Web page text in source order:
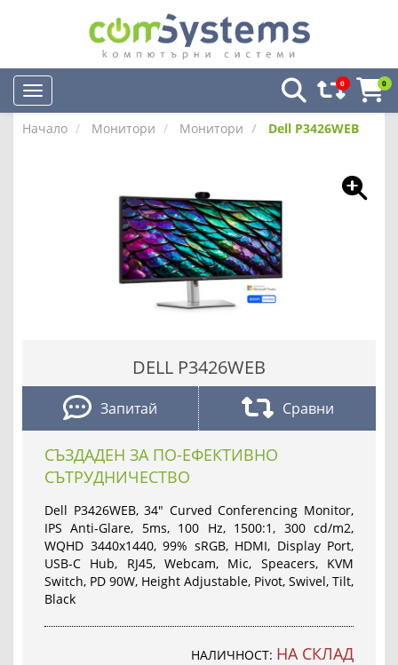
0 0
Начало Монитори Монитори Dell P3426WEB
DELL P3426WEB
Запитай Сравни
СЪЗДАДЕН ЗА ПО-ЕФЕКТИВНО
СЪТРУДНИЧЕСТВО
Dell P3426WEB, 34" Curved Conferencing Monitor,
IPS Anti-Glare, 5ms, 100 Hz, 1500:1, 300 cd/m2,
WQHD 3440x1440, 99% sRGB, HDMI, Display Port,
USB-C Hub, RJ45, Webcam, Mic, Speacers, KVM
Switch, PD 90W, Height Adjustable, Pivot, Swivel, Tilt,
Black
НАЛИЧНОСТ: НА СКЛАД